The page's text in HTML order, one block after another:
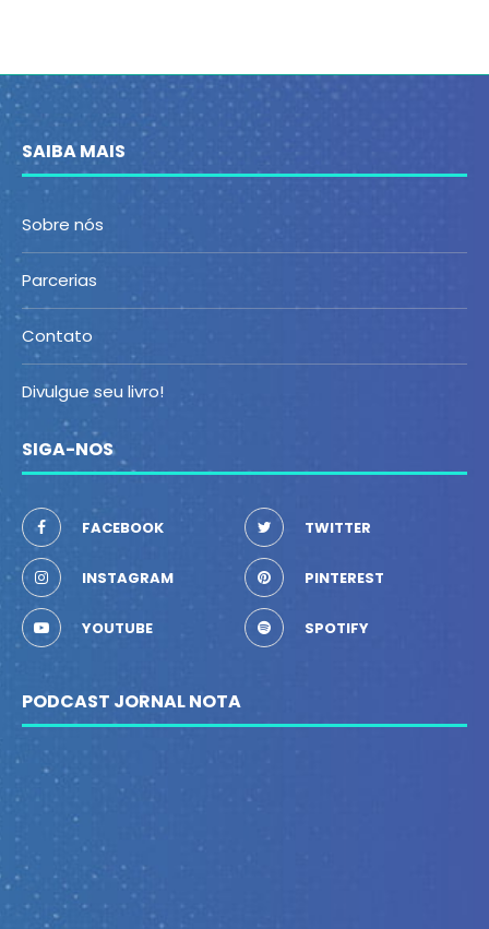
SAIBA MAIS
Sobre nós
Parcerias
Contato
Divulgue seu livro!
SIGA-NOS
FACEBOOK TWITTER
INSTAGRAM PINTEREST
YOUTUBE SPOTIFY
PODCAST JORNAL NOTA